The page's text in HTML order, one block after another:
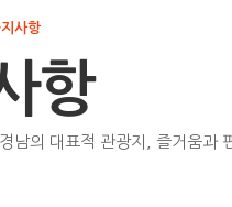
사항
항
남의 대표적 관광지, 즐거움과